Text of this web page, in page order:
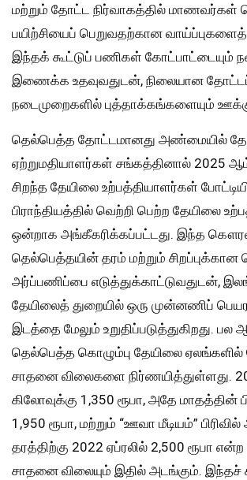
மற்றும் தோட்ட நிர்வாகத்தில் மாணவர்கள்
பயிற்சியைப் பெறுவதற்கான
இந்தக் கூட்டுப் பணிகள் கோட்பாட்டையும்
இணைக்க உதவுவதுடன், நிலையான
நடைமுறைகளில் புத்தாக்கங்களையும்
தெல்பெத்த தோட்டமானது அண்மையில்
ஏற்றுமதியாளர்கள் சங்கத்தினால் 2025
சிறந்த தேயிலை உற்பத்தியாளர்கள்
பிராந்தியத்தில் வெற்றி பெற்ற தேயிலை
ஒன்றாக அங்கீகரிக்கப்பட்டது. இந்த
தெல்பெத்தயின் தரம் மற்றும்
அர்ப்பணிப்பை எடுத்துக்காட்டுவதுடன்,
தேயிலைத் துறையில் ஒரு முன்னணிப்
இடத்தை மேலும் உறுதிப்படுத்துகிறது.
தெல்பெத்த கொழும்பு தேயிலை
சாதனை விலைகளை நிர்ணயித்துள்ளது.
கிலோவுக்கு 1,350 ரூபா, அதே மாதத்தின்
1,950 ரூபா, மற்றும் “ஊவா மீடியம்”
தரத்திற்கு 2022 ஏப்ரலில் 2,500 ரூபா
சாதனை விலையும் இதில் அடங்கும். இந்தச்